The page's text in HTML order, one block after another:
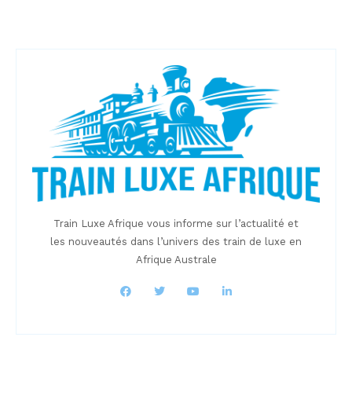
Train Luxe Afrique vous informe sur l’actualité et
les nouveautés dans l’univers des train de luxe en
Afrique Australe